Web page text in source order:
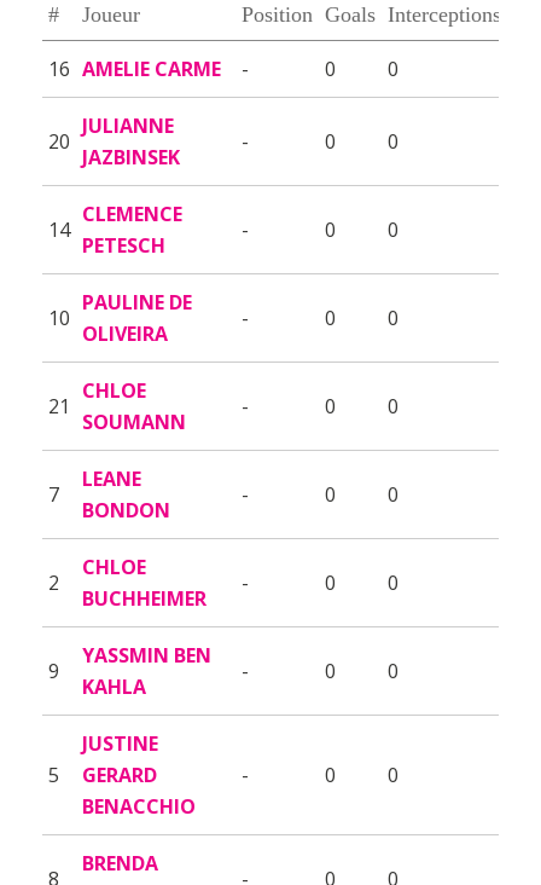
# Joueur Position Goals Interceptions
16 AMELIE CARME - 0 0
20
JULIANNE
JAZBINSEK
- 0 0
14
CLEMENCE
PETESCH
- 0 0
10
PAULINE DE
OLIVEIRA
- 0 0
21
CHLOE
SOUMANN
- 0 0
7
LEANE
BONDON
- 0 0
2
CHLOE
BUCHHEIMER
- 0 0
9
YASSMIN BEN
KAHLA
- 0 0
5
JUSTINE
GERARD
BENACCHIO
- 0 0
8
BRENDA
- 0 0